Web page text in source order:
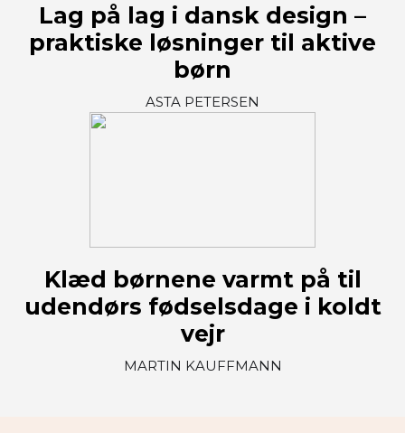
Lag på lag i dansk design –
praktiske løsninger til aktive
børn
ASTA PETERSEN
Klæd børnene varmt på til
udendørs fødselsdage i koldt
vejr
MARTIN KAUFFMANN